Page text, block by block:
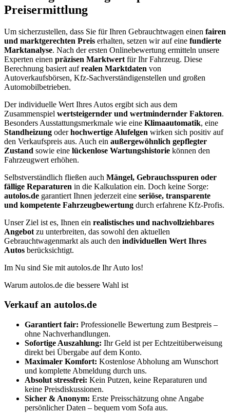
Preisermittlung
Um sicherzustellen, dass Sie für Ihren Gebrauchtwagen einen fairen
und marktgerechten Preis erhalten, setzen wir auf eine fundierte
Marktanalyse. Nach der ersten Onlinebewertung ermitteln unsere
Experten einen präzisen Marktwert für Ihr Fahrzeug. Diese
Berechnung basiert aufrealen Marktdaten von
Autoverkaufsbörsen, Kfz-Sachverständigenstellen und großen
Automobilbetrieben.
Der individuelle Wert Ihres Autos ergibt sich aus dem
Zusammenspiel wertsteigernder und wertmindernder Faktoren.
Besonders Ausstattungsmerkmale wie eine Klimaautomatik, eine
Standheizung oderhochwertige Alufelgen wirken sich positiv auf
den Verkaufspreis aus. Auch ein außergewöhnlich gepflegter
Zustand sowie eine lückenlose Wartungshistorie können den
Fahrzeugwert erhöhen.
Selbstverständlich fließen auch Mängel, Gebrauchsspuren oder
fällige Reparaturen in die Kalkulation ein. Doch keine Sorge:
autolos.de garantiert Ihnen jederzeit eine seriöse, transparente
und kompetente Fahrzeugbewertung durch erfahrene Kfz-Profis.
Unser Ziel ist es, Ihnen ein realistisches und nachvollziehbares
Angebot zu unterbreiten, das sowohl den aktuellen
Gebrauchtwagenmarkt als auch den individuellen Wert Ihres
Autos berücksichtigt.
Im Nu sind Sie mit autolos.de Ihr Auto los!
Warum autolos.de die bessere Wahl ist
Verkauf an autolos.de
Garantiert fair: Professionelle Bewertung zum Bestpreis –
ohne Nachverhandlungen.
Sofortige Auszahlung: Ihr Geld ist per Echtzeitüberweisung
direkt bei Übergabe auf dem Konto.
Maximaler Komfort: Kostenlose Abholung am Wunschort
und komplette Abmeldung durch uns.
Absolut stressfrei: Kein Putzen, keine Reparaturen und
keine Preisdiskussionen.
Sicher & Anonym: Erste Preisschätzung ohne Angabe
persönlicher Daten – bequem vom Sofa aus.